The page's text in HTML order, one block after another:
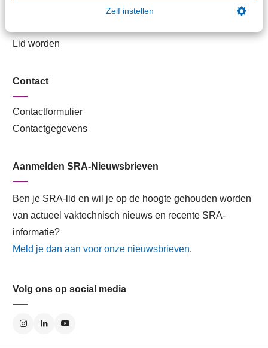
Zelf instellen
Lid worden
Contact
Contactformulier
Contactgegevens
Aanmelden SRA-Nieuwsbrieven
Ben je SRA-lid en wil je op de hoogte gehouden worden
van actueel vaktechnisch nieuws en recente SRA-
informatie?
Meld je dan aan voor onze nieuwsbrieven.
Volg ons op social media